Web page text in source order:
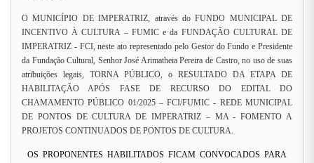
O MUNICÍPIO DE IMPERATRIZ, através do FUNDO MUNICIPAL DE
INCENTIVO À CULTURA – FUMIC e da FUNDAÇÃO CULTURAL DE
IMPERATRIZ - FCI, neste ato representado pelo Gestor do Fundo e Presidente
da Fundação Cultural, Senhor José Arimatheia Pereira de Castro, no uso de suas
atribuições legais, TORNA PÚBLICO, o RESULTADO DA ETAPA DE
HABILITAÇÃO APÓS FASE DE RECURSO DO EDITAL DO
CHAMAMENTO PÚBLICO 01/2025 – FCI/FUMIC - REDE MUNICIPAL
DE PONTOS DE CULTURA DE IMPERATRIZ – MA - FOMENTO A
PROJETOS CONTINUADOS DE PONTOS DE CULTURA.
OS PROPONENTES HABILITADOS FICAM CONVOCADOS PARA